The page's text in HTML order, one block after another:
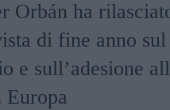
Orbán ha
di fine anno
e sull’adesione
Europa